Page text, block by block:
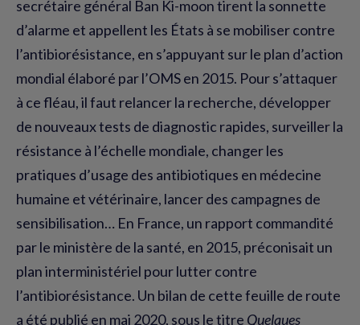
secrétaire général Ban Ki-moon tirent la sonnette
d’alarme et appellent les États à se mobiliser contre
l’antibiorésistance, en s’appuyant sur le plan d’action
mondial élaboré par l’OMS en 2015. Pour s’attaquer
à ce fléau, il faut relancer la recherche, développer
de nouveaux tests de diagnostic rapides, surveiller la
résistance à l’échelle mondiale, changer les
pratiques d’usage des antibiotiques en médecine
humaine et vétérinaire, lancer des campagnes de
sensibilisation… En France, un rapport commandité
par le ministère de la santé, en 2015, préconisait un
plan interministériel pour lutter contre
l’antibiorésistance. Un bilan de cette feuille de route
a été publié en mai 2020, sous le titre Quelques